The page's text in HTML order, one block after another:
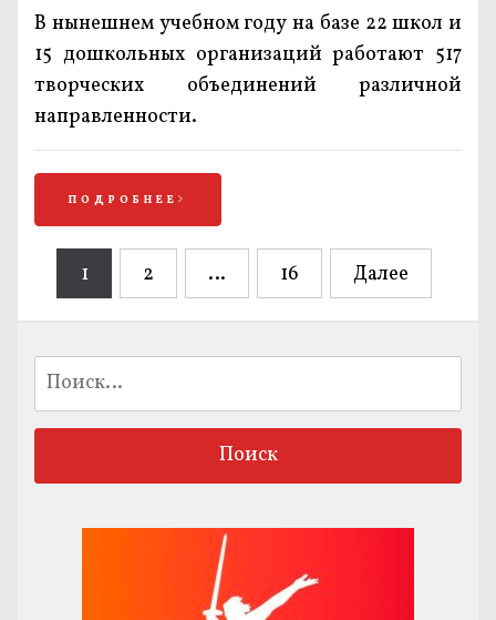
В нынешнем учебном году на базе 22 школ и
15 дошкольных организаций работают 517
творческих объеди­нений различной
направленности.
ПОДРОБНЕЕ
Навигация
записям
1 2 … 16 Далее
Найти: